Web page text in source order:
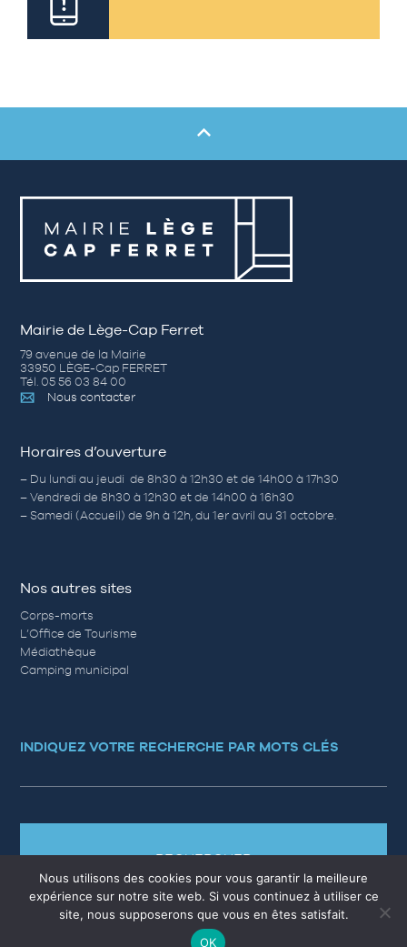
Mairie de Lège-Cap Ferret
79 avenue de la Mairie
33950 LÈGE-Cap FERRET
Tél. 05 56 03 84 00
Nous contacter
Horaires d’ouverture
– Du lundi au jeudi de 8h30 à 12h30 et de 14h00 à 17h30
– Vendredi de 8h30 à 12h30 et de 14h00 à 16h30
– Samedi (Accueil) de 9h à 12h, du 1er avril au 31 octobre.
Nos autres sites
Corps-morts
L’Office de Tourisme
Médiathèque
Camping municipal
INDIQUEZ VOTRE RECHERCHE PAR MOTS CLÉS
RECHERCHER
QUESTIONS RÉPONSES
Nous utilisons des cookies pour vous garantir la meilleure
expérience sur notre site web. Si vous continuez à utiliser ce
site, nous supposerons que vous en êtes satisfait.
OK